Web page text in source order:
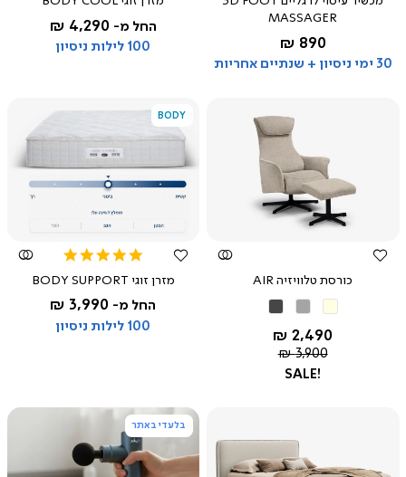
rating
MASSAGER
החל מ-
890 ₪
30 ימי ניסיון + שנתיים אחריות
אפור
החל מ- 4,290 ₪
100 לילות ניסיון
צפייה
מהירה
כורסת טלוויזיה AIR
החל מ-
2,490 ₪
מחיר
רגיל
3,900 ₪
SALE!
BODY
צפייה
מהירה
rating
מזרן זוגי BODY SUPPORT
החל מ- 3,990 ₪
100 לילות ניסיון
בלעדי באתר